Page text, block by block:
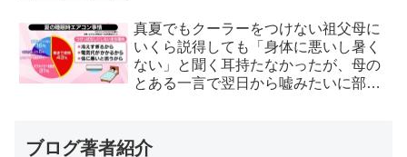
真夏でもクーラーをつけない祖父母に
いくら説得しても「身体に悪いし暑く
ない」と聞く耳持たなかったが、母の
とある一言で翌日から嘘みたいに部屋
ブログ著者紹介